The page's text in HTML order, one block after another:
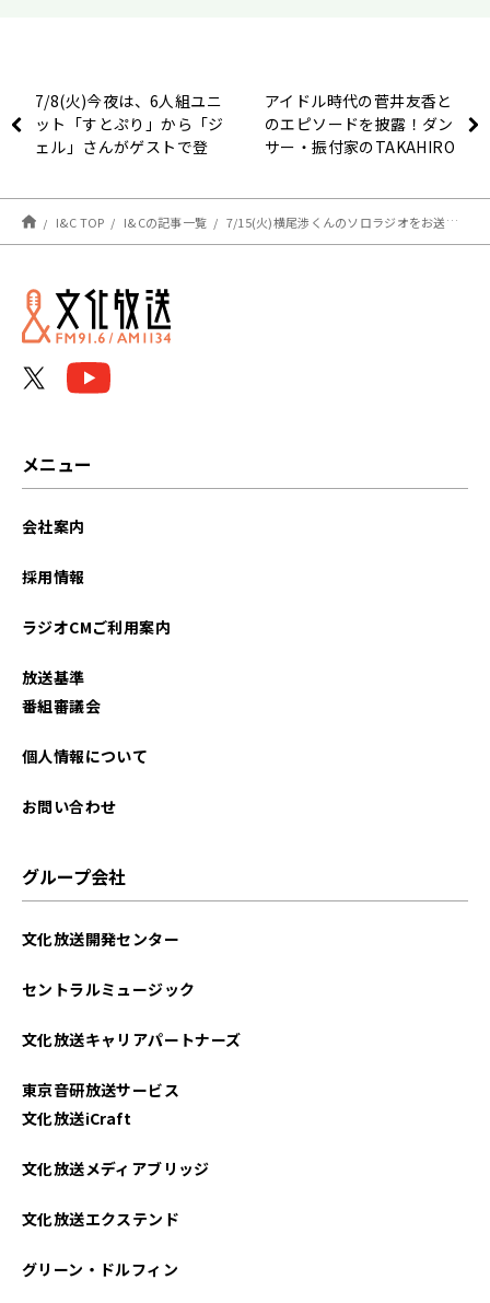
7/8(火)今夜は、6人組ユニ
ット「すとぷり」から「ジ
ェル」さんがゲストで登
コメン！】
アイドル時代の菅井友香と
のエピソードを披露！ダン
サー・振付家のTAKAHIRO
ル presents菅井友香の#
今日も推しとがんばりき』
7/10（木）放送
I&C TOP I&Cの記事一覧 7/15(火)横尾渉くんのソロラジオをお送りします！全国ツアー2カ所を終えて！
メニュー
会社案内
採用情報
ラジオCMご利用案内
放送基準
番組審議会
個人情報について
お問い合わせ
グループ会社
文化放送開発センター
セントラルミュージック
文化放送キャリアパートナーズ
東京音研放送サービス
文化放送iCraft
文化放送メディアブリッジ
文化放送エクステンド
グリーン・ドルフィン